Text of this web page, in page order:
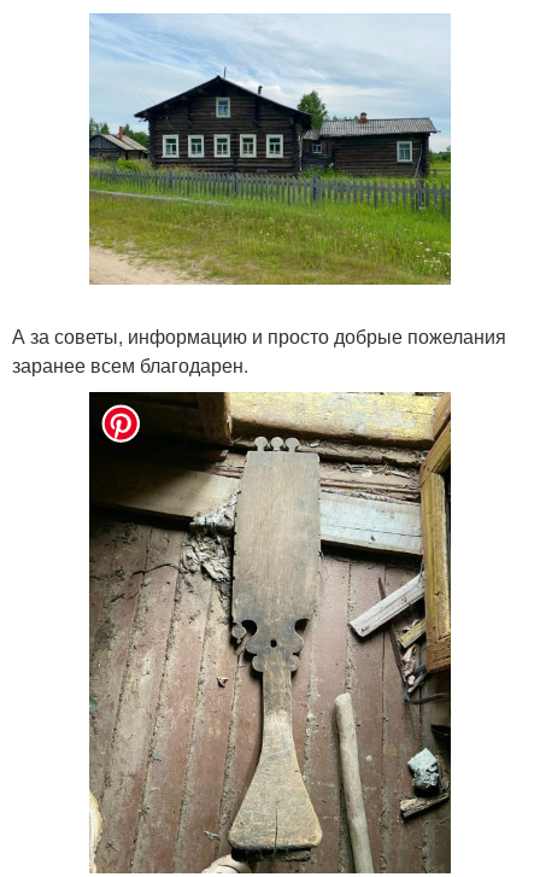
А за советы, информацию и просто добрые пожелания
заранее всем благодарен.